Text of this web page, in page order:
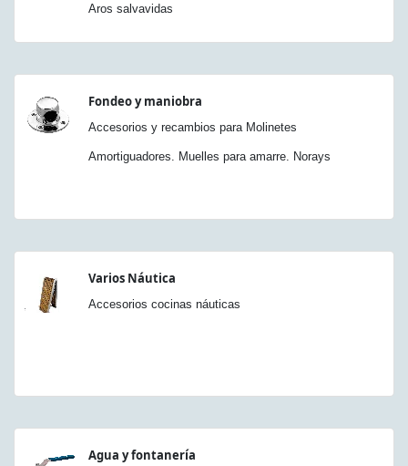
Aros salvavidas
Fondeo y maniobra
Accesorios y recambios para Molinetes
Amortiguadores. Muelles para amarre. Norays
Varios Náutica
Accesorios cocinas náuticas
Agua y fontanería